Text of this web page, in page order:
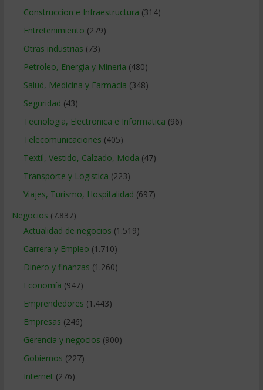
Construccion e Infraestructura (314)
Entretenimiento (279)
Otras industrias (73)
Petroleo, Energia y Mineria (480)
Salud, Medicina y Farmacia (348)
Seguridad (43)
Tecnologia, Electronica e Informatica (96)
Telecomunicaciones (405)
Textil, Vestido, Calzado, Moda (47)
Transporte y Logistica (223)
Viajes, Turismo, Hospitalidad (697)
Negocios (7.837)
Actualidad de negocios (1.519)
Carrera y Empleo (1.710)
Dinero y finanzas (1.260)
Economía (947)
Emprendedores (1.443)
Empresas (246)
Gerencia y negocios (900)
Gobiernos (227)
Internet (276)